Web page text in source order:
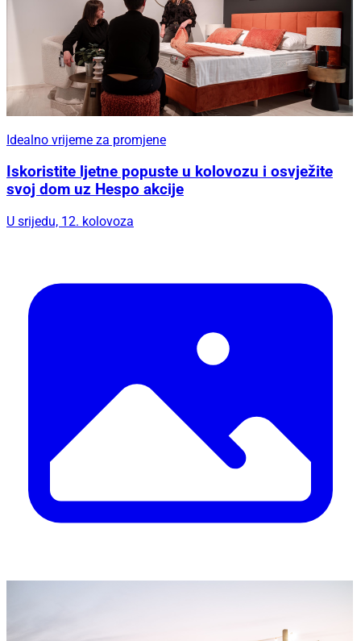
Idealno vrijeme za promjene
Iskoristite ljetne popuste u kolovozu i osvježite
svoj dom uz Hespo akcije
U srijedu, 12. kolovoza